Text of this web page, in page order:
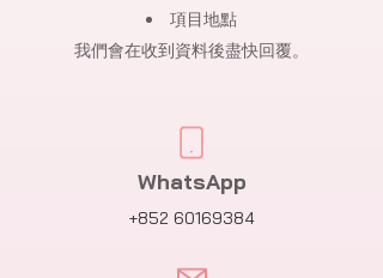
項目地點
我們會在收到資料後盡快回覆。
WhatsApp
+852 60169384